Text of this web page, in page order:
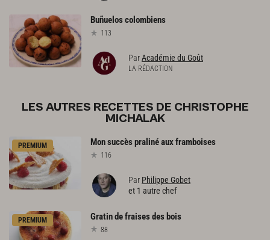
Buñueloscolombiens
113
ParAcadémie du Goût
LA RÉDACTION
LES AUTRES RECETTES DE CHRISTOPHE
MICHALAK
PREMIUM Monsuccèspralinéauxframboises
116
Par Philippe Gobet
et 1 autre chef
PREMIUM Gratindefraisesdes bois
88